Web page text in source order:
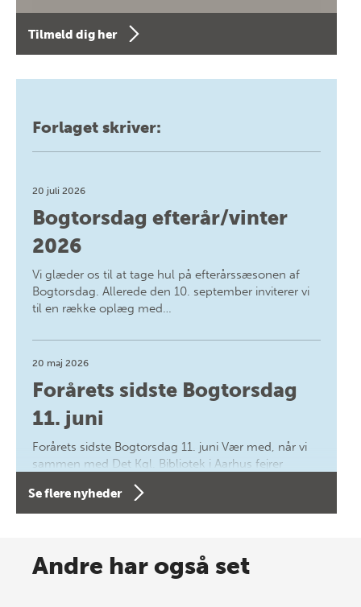
Tilmeld dig her
Forlaget skriver:
20 juli 2026
Bogtorsdag efterår/vinter
2026
Vi glæder os til at tage hul på efterårssæsonen af
Bogtorsdag. Allerede den 10. september inviterer vi
til en række oplæg med…
20 maj 2026
Forårets sidste Bogtorsdag
11. juni
Forårets sidste Bogtorsdag 11. juni Vær med, når vi
sammen med Det Kgl. Bibliotek i Aarhus fejrer
forfatterne bag vores nyes…
Spar op til 70% til sommer-
Se flere nyheder
Andre har også set